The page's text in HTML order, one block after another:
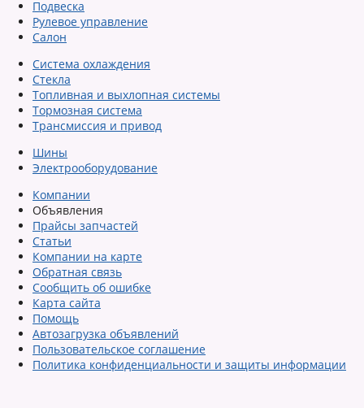
Подвеска
Рулевое управление
Салон
Система охлаждения
Стекла
Топливная и выхлопная системы
Тормозная система
Трансмиссия и привод
Шины
Электрооборудование
Компании
Объявления
Прайсы запчастей
Статьи
Компании на карте
Обратная связь
Сообщить об ошибке
Карта сайта
Помощь
Автозагрузка объявлений
Пользовательское соглашение
Политика конфиденциальности и защиты информации